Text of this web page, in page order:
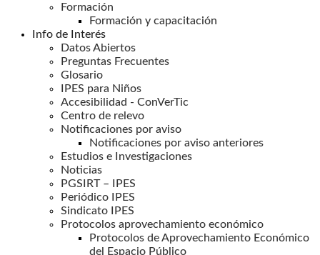
Formación
Formación y capacitación
Info de Interés
Datos Abiertos
Preguntas Frecuentes
Glosario
IPES para Niños
Accesibilidad - ConVerTic
Centro de relevo
Notificaciones por aviso
Notificaciones por aviso anteriores
Estudios e Investigaciones
Noticias
PGSIRT – IPES
Periódico IPES
Sindicato IPES
Protocolos aprovechamiento económico
Protocolos de Aprovechamiento Económico
del Espacio Público